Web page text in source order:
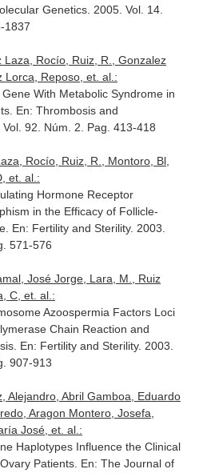
Genetics. 2005. Vol. 14.
1837
Laza, Rocío, Ruiz, R., Gonzalez
Lorca, Reposo, et. al.:
With Metabolic Syndrome in
En: Thrombosis and
92. Núm. 2. Pag. 413-418
Rocío, Ruiz, R., Montoro, Bl,
et. al.:
Hormone Receptor
in the Efficacy of Follicle-
En: Fertility and Sterility. 2003.
571-576
José Jorge, Lara, M., Ruiz
C, et. al.:
Azoospermia Factors Loci
Chain Reaction and
En: Fertility and Sterility. 2003.
907-913
Alejandro, Abril Gamboa, Eduardo
Aragon Montero, Josefa,
José, et. al.:
Haplotypes Influence the Clinical
Patients. En: The Journal of